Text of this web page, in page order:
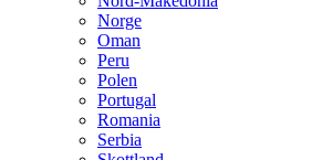
Norge
Oman
Peru
Polen
Portugal
Romania
Serbia